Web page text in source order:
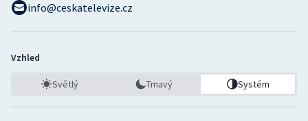
info@ceskatelevize.cz
Vzhled
Světlý Tmavý Systém